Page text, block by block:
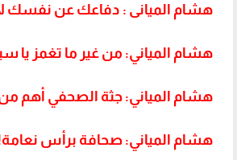
هشام الميانى : دفاعك عن نفسك
هشام المياني: من غير ما تغمز يا
هشام المياني: جثة الصحفي أهم
هشام المياني: صحافة برأس